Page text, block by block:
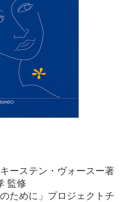
ーステン・ヴォースー著
監修
ために」プロジェクトチ